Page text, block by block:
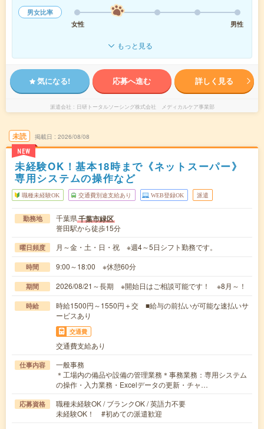
男女比率
女性
男性
もっと見る
気になる! 応募へ進む 詳しく見る
派遣会社 日研トータルソーシング株式会社 メディカルケア事業部
未読
NEW
掲載日 2026/08/08
未経験OK！基本18時まで《ネットスーパー》
専用システムの操作など
職種未経験OK 交通費別途支給あり WEB登録OK 派遣
勤務地 千葉県千葉市緑区
誉田駅から徒歩15分
曜日頻度 月～金・土・日・祝 ※週4～5日シフト勤務です。
時間 9:00～18:00 ※休憩60分
期間 2026/08/21～長期 ※開始日はご相談可能です！ ※8月～！
時給
時給1500円～1550円＋交 ■給与の前払いが可能な速払いサ
ービスあり
交通費
交通費支給あり
仕事内容
一般事務
＊工場内の備品や設備の管理業務＊事務業務：専用システム
の操作・入力業務・Excelデータの更新・チャ…
応募資格
職種未経験OK / ブランクOK / 英語力不要
未経験OK！ #初めての派遣歓迎